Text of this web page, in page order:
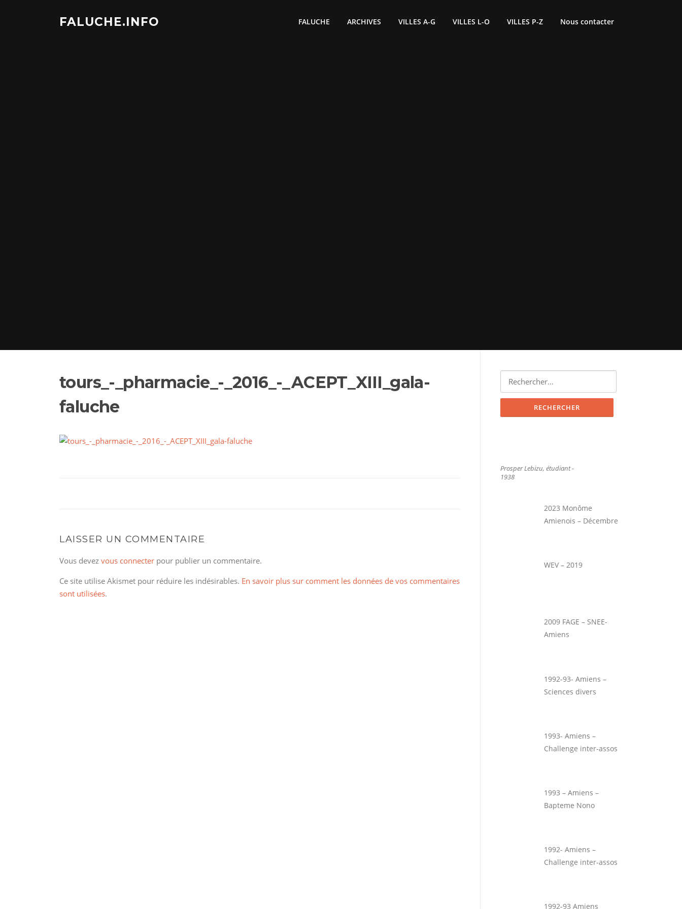
FALUCHE.INFO FALUCHE ARCHIVES VILLES A-G VILLES L-O VILLES P-Z Nous contacter
tours_-_pharmacie_-_2016_-_ACEPT_XIII_gala-
faluche
LAISSER UN COMMENTAIRE
Vous devez vous connecter pour publier un commentaire.
Ce site utilise Akismet pour réduire les indésirables. En savoir plus sur comment les données de vos commentaires
sont utilisées.
Rechercher :
Prosper Lebizu, étudiant -
1938
2023 Monôme
Amienois – Décembre
WEV – 2019
2009 FAGE – SNEE-
Amiens
1992-93- Amiens –
Sciences divers
1993- Amiens –
Challenge inter-assos
1993 – Amiens –
Bapteme Nono
1992- Amiens –
Challenge inter-assos
1992-93 Amiens